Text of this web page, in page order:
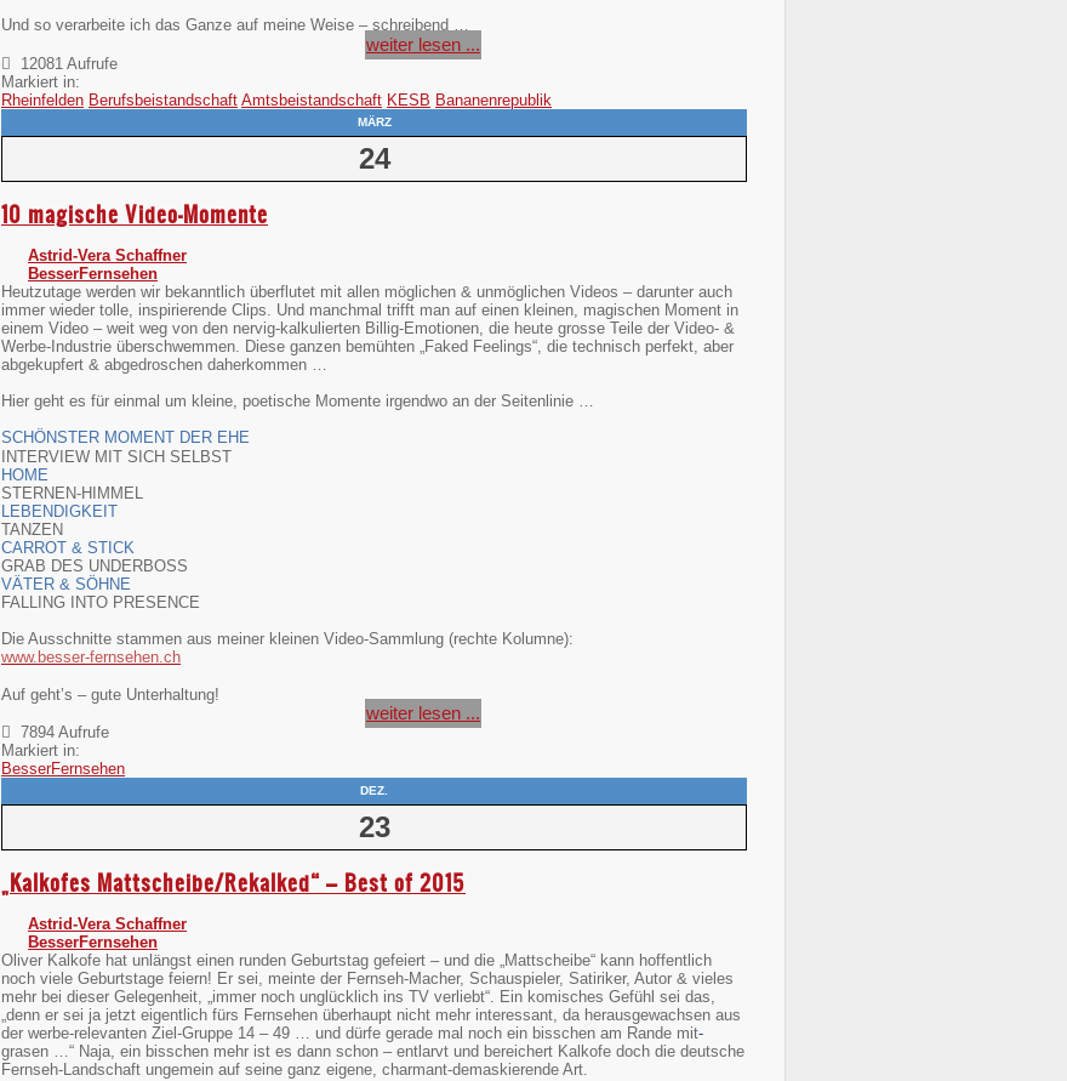
Und so verarbeite ich das Ganze auf meine Weise – schreibend …
weiter lesen ...
12081 Aufrufe
Markiert in:
Rheinfelden Berufsbeistandschaft Amtsbeistandschaft KESB Bananenrepublik
MÄRZ
24
10 magische Video-Momente
Astrid-Vera Schaffner
BesserFernsehen
Heutzutage werden wir bekanntlich überflutet mit allen möglichen & unmöglichen Videos – darunter auch
immer wieder tolle, inspirierende Clips. Und manchmal trifft man auf einen kleinen, magischen Moment in
einem Video – weit weg von den nervig-kalkulierten Billig-Emotionen, die heute grosse Teile der Video- &
Werbe-Industrie überschwemmen. Diese ganzen bemühten „Faked Feelings“, die technisch perfekt, aber
abgekupfert & abgedroschen daherkommen …
Hier geht es für einmal um kleine, poetische Momente irgendwo an der Seitenlinie …
SCHÖNSTER MOMENT DER EHE
INTERVIEW MIT SICH SELBST
HOME
STERNEN-HIMMEL
LEBENDIGKEIT
TANZEN
CARROT & STICK
GRAB DES UNDERBOSS
VÄTER & SÖHNE
FALLING INTO PRESENCE
Die Ausschnitte stammen aus meiner kleinen Video-Sammlung (rechte Kolumne):
www.besser-fernsehen.ch
Auf geht’s – gute Unterhaltung!
weiter lesen ...
7894 Aufrufe
Markiert in:
BesserFernsehen
DEZ.
23
„Kalkofes Mattscheibe/Rekalked“ – Best of 2015
Astrid-Vera Schaffner
BesserFernsehen
Oliver Kalkofe hat unlängst einen runden Geburtstag gefeiert – und die „Mattscheibe“ kann hoffentlich
noch viele Geburtstage feiern! Er sei, meinte der Fernseh-Macher, Schauspieler, Satiriker, Autor & vieles
mehr bei dieser Gelegenheit, „immer noch unglücklich ins TV verliebt“. Ein komisches Gefühl sei das,
„denn er sei ja jetzt eigentlich fürs Fernsehen überhaupt nicht mehr interessant, da herausgewachsen aus
der werbe-relevanten Ziel-Gruppe 14 – 49 … und dürfe gerade mal noch ein bisschen am Rande mit-
grasen …“ Naja, ein bisschen mehr ist es dann schon – entlarvt und bereichert Kalkofe doch die deutsche
Fernseh-Landschaft ungemein auf seine ganz eigene, charmant-demaskierende Art.